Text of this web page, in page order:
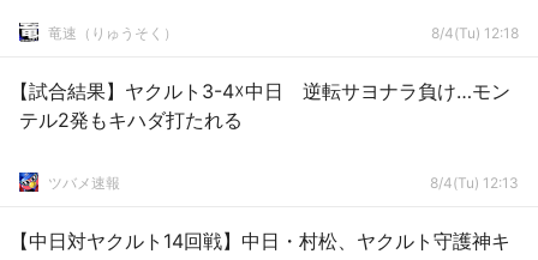
竜速（りゅうそく） 8/4(Tu) 12:18
【試合結果】ヤクルト3-4☓中日 逆転サヨナラ負け…モン
テル2発もキハダ打たれる
ツバメ速報 8/4(Tu) 12:13
【中日対ヤクルト14回戦】中日・村松、ヤクルト守護神キ